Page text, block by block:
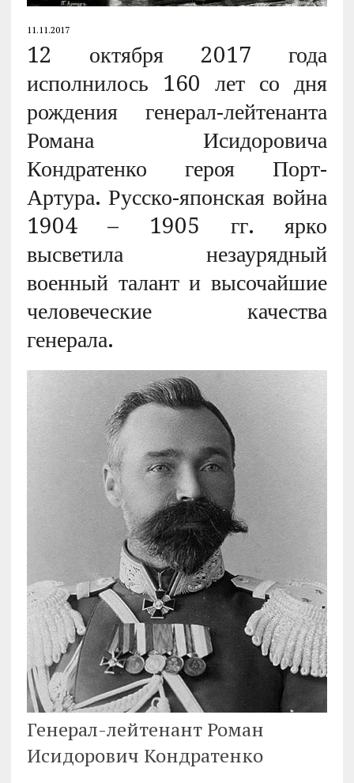
11.11.2017
12 октября 2017 года
исполнилось 160 лет со дня
рождения генерал-лейтенанта
Романа Исидоровича
Кондратенко героя Порт-
Артура. Русско-японская война
1904 – 1905 гг. ярко
высветила незаурядный
военный талант и высочайшие
человеческие качества
генерала.
Генерал-лейтенант Роман
Исидорович Кондратенко